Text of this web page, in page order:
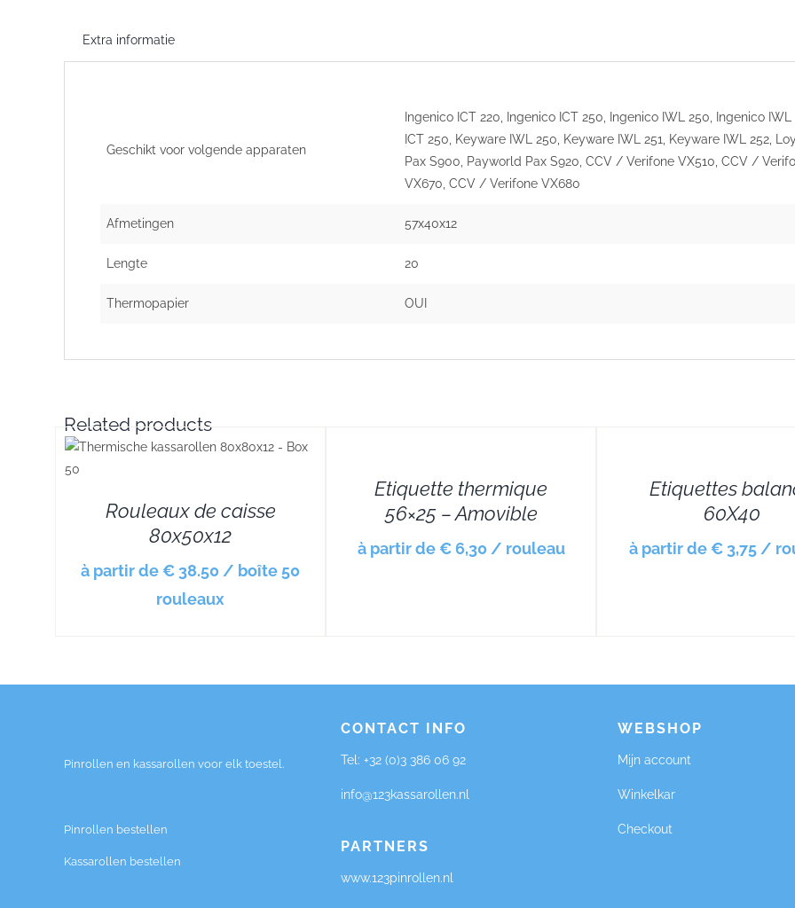
Extra informatie
Geschikt voor volgende apparaten
Ingenico ICT 220, Ingenico ICT 250, Ingenico IWL 250, Ingenico
ICT 250, Keyware IWL 250, Keyware IWL 251, Keyware IWL 252,
Pax S900, Payworld Pax S920, CCV / Verifone VX510, CCV /
VX670, CCV / Verifone VX680
Afmetingen 57x40x12
Lengte 20
Thermopapier OUI
Related products
Rouleaux de caisse
80x50x12
à partir de € 38.50 / boîte 50
rouleaux
Etiquette thermique
56×25 – Amovible
à partir de € 6,30 / rouleau
Etiquettes
60X40
à partir de € 3,75 /
Pinrollen en kassarollen voor elk toestel.
Pinrollen bestellen
Kassarollen bestellen
CONTACT INFO
Tel: +32 (0)3 386 06 92
info@123kassarollen.nl
PARTNERS
www.123pinrollen.nl
WEBSHOP
Mijn account
Winkelkar
Checkout